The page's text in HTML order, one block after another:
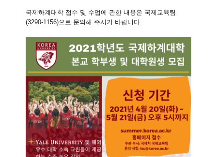
국제하계대학 접수 및 수업에 관한 내용은 국제교육팀
(3290-1156)으로 문의해 주시기 바랍니다.